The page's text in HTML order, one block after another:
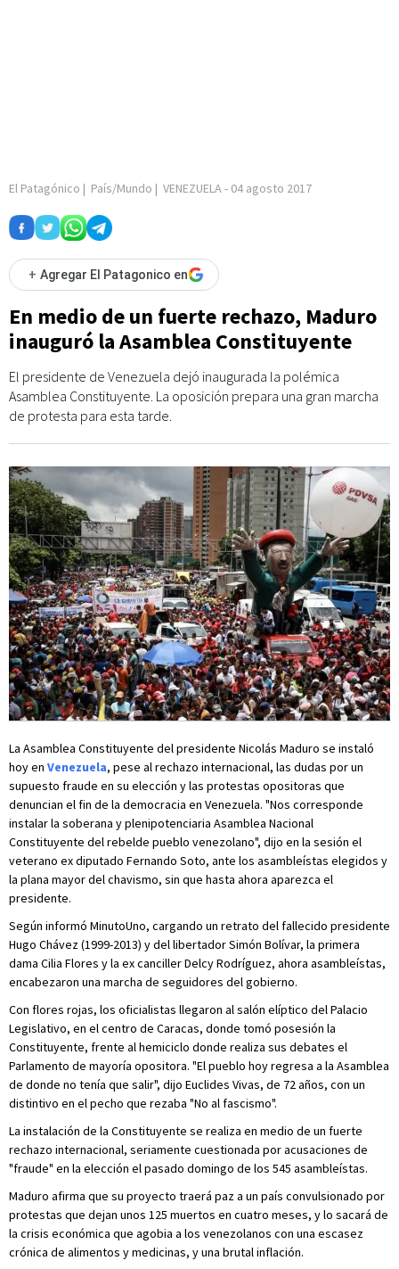
El Patagónico | País/Mundo | VENEZUELA- 04 agosto 2017
+ Agregar El Patagonico en
En medio de un fuerte rechazo, Maduro
inauguró la Asamblea Constituyente
El presidente de Venezuela dejó inaugurada la polémica
Asamblea Constituyente. La oposición prepara una gran marcha
de protesta para esta tarde.
La Asamblea Constituyente del presidente Nicolás Maduro se instaló
hoy en Venezuela, pese al rechazo internacional, las dudas por un
supuesto fraude en su elección y las protestas opositoras que
denuncian el fin de la democracia en Venezuela. "Nos corresponde
instalar la soberana y plenipotenciaria Asamblea Nacional
Constituyente del rebelde pueblo venezolano", dijo en la sesión el
veterano ex diputado Fernando Soto, ante los asambleístas elegidos y
la plana mayor del chavismo, sin que hasta ahora aparezca el
presidente.
Según informó MinutoUno, cargando un retrato del fallecido presidente
Hugo Chávez (1999-2013) y del libertador Simón Bolívar, la primera
dama Cilia Flores y la ex canciller Delcy Rodríguez, ahora asambleístas,
encabezaron una marcha de seguidores del gobierno.
Con flores rojas, los oficialistas llegaron al salón elíptico del Palacio
Legislativo, en el centro de Caracas, donde tomó posesión la
Constituyente, frente al hemiciclo donde realiza sus debates el
Parlamento de mayoría opositora. "El pueblo hoy regresa a la Asamblea
de donde no tenía que salir", dijo Euclides Vivas, de 72 años, con un
distintivo en el pecho que rezaba "No al fascismo".
La instalación de la Constituyente se realiza en medio de un fuerte
rechazo internacional, seriamente cuestionada por acusaciones de
"fraude" en la elección el pasado domingo de los 545 asambleístas.
Maduro afirma que su proyecto traerá paz a un país convulsionado por
protestas que dejan unos 125 muertos en cuatro meses, y lo sacará de
la crisis económica que agobia a los venezolanos con una escasez
crónica de alimentos y medicinas, y una brutal inflación.